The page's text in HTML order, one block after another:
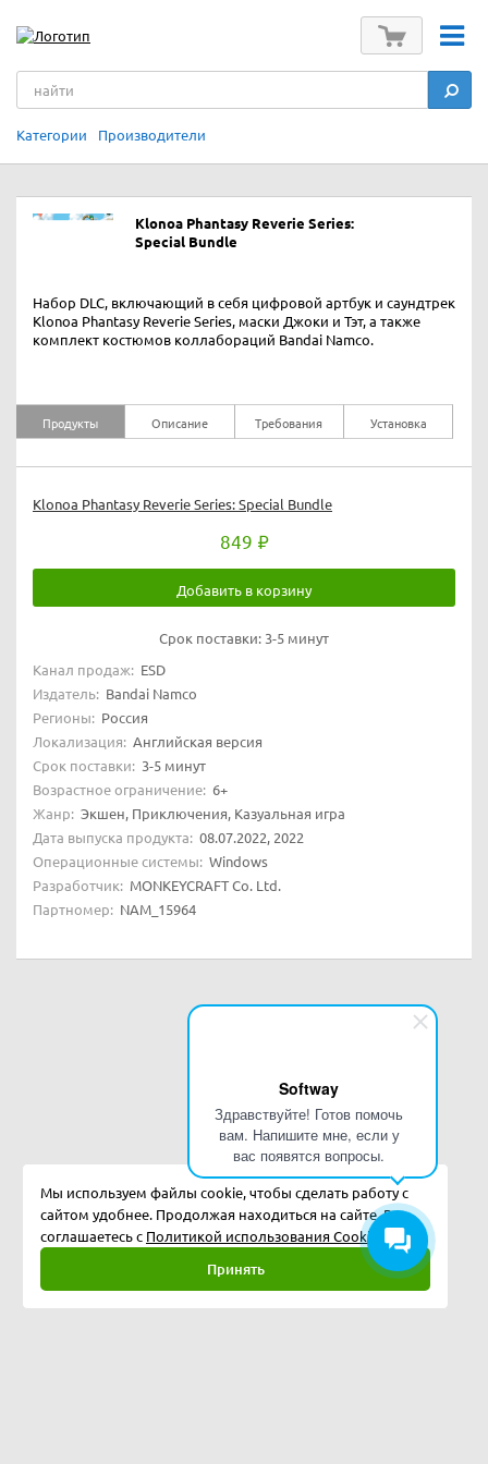
Softway
Здравствуйте! Готов помочь
вам. Напишите мне, если у
вас появятся вопросы.
Категории Производители
Klonoa Phantasy Reverie Series:
Special Bundle
Набор DLC, включающий в себя цифровой артбук и саундтрек
Klonoa Phantasy Reverie Series, маски Джоки и Тэт, а также
комплект костюмов коллабораций Bandai Namco.
Продукты Описание Требования Установка
Klonoa Phantasy Reverie Series: Special Bundle
849
Добавить в корзину
Срок поставки: 3-5 минут
Канал продаж: ESD
Издатель: Bandai Namco
Регионы: Россия
Локализация: Английская версия
Срок поставки: 3-5 минут
Возрастное ограничение: 6+
Жанр: Экшен, Приключения, Казуальная игра
Дата выпуска продукта: 08.07.2022, 2022
Операционные системы: Windows
Разработчик: MONKEYCRAFT Co. Ltd.
Партномер: NAM_15964
Мы используем файлы cookie, чтобы сделать работу с
сайтом удобнее. Продолжая находиться на сайте, Вы
соглашаетесь с Политикой использования Cookies.
Принять